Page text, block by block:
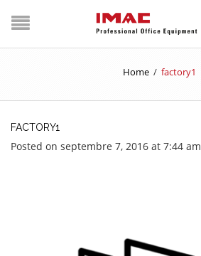
Home / factory1
FACTORY1
Posted on septembre 7, 2016 at 7:44 am